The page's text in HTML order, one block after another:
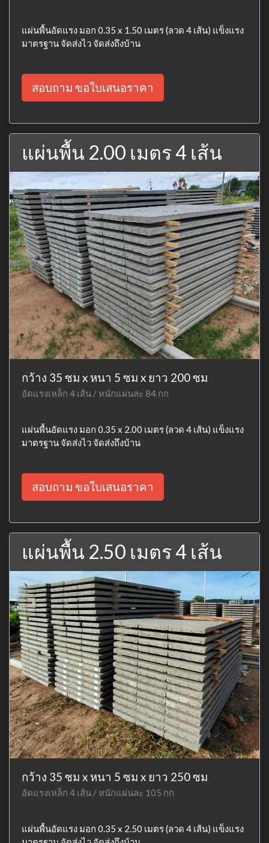
แผ่นพื้นอัดแรง มอก 0.35 x 1.50 เมตร (ลวด 4 เส้น) แข็งแรง
มาตรฐาน จัดส่งไว จัดส่งถึงบ้าน
สอบถาม ขอใบเสนอราคา
แผ่นพื้น 2.00 เมตร 4 เส้น
กว้าง 35 ซม x หนา 5 ซม x ยาว 200 ซม
อัดแรงเหล็ก 4 เส้น / หนักแผ่นละ 84 กก
แผ่นพื้นอัดแรง มอก 0.35 x 2.00 เมตร (ลวด 4 เส้น) แข็งแรง
มาตรฐาน จัดส่งไว จัดส่งถึงบ้าน
สอบถาม ขอใบเสนอราคา
แผ่นพื้น 2.50 เมตร 4 เส้น
กว้าง 35 ซม x หนา 5 ซม x ยาว 250 ซม
อัดแรงเหล็ก 4 เส้น / หนักแผ่นละ 105 กก
แผ่นพื้นอัดแรง มอก 0.35 x 2.50 เมตร (ลวด 4 เส้น) แข็งแรง